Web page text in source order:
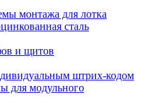
монтажа для лотка
сталь
и щитов
штрих-кодом
для модульного